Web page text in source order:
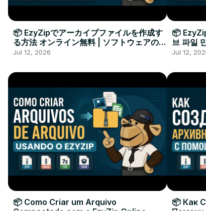
📦 EzyZipでアーカイブファイルを作成す
る方法 オンライン無料 | ソフトウェアのイ
ンストール不要
Jul 12, 2026
📦
브 파일
요
Jul 12,
📦 Como Criar um Arquivo
📦 Как